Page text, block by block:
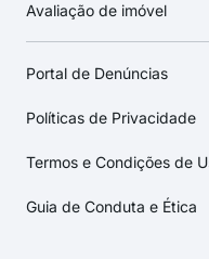
Avaliação de imóvel
Portal de Denúncias
Políticas de Privacidade
Termos e Condições de
Guia de Conduta e Ética